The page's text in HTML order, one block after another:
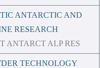
ANTARCTIC AND
RESEARCH
ANTARCT ALP RES
TECHNOLOGY